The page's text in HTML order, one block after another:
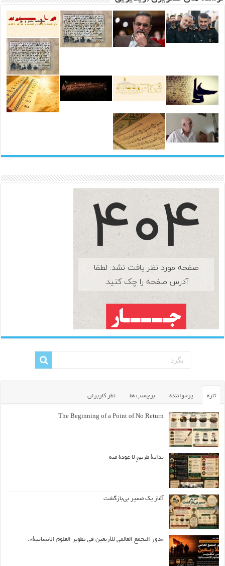
تازه پرخواننده برچسب ها نظر کاربران
The Beginning of a Point of No Return
بداية طريقٍ لا عودة منه
آغاز یک مسیر بی‌بازگشت
«دور التجمع العالمي للأربعين في تطوير العلوم الإنسانية».